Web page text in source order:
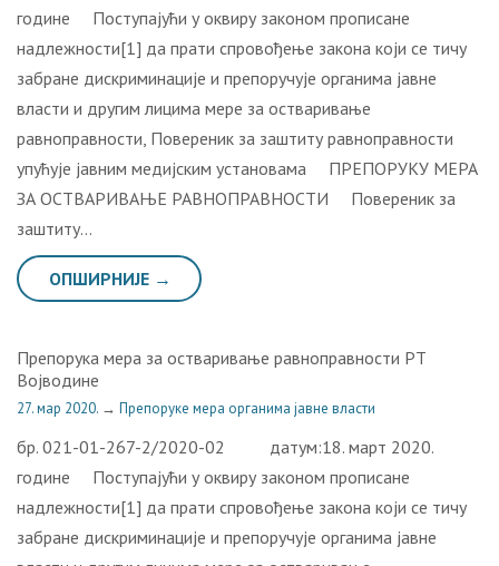
године Поступајући у оквиру законом прописане
надлежности[1] да прати спровођење закона који се тичу
забране дискриминације и препоручује органима јавне
власти и другим лицима мере за остваривање
равноправности, Повереник за заштиту равноправности
упућује јавним медијским установама ПРЕПОРУКУ МЕРА
ЗА ОСТВАРИВАЊЕ РАВНОПРАВНОСТИ Повереник за
заштиту…
ОПШИРНИЈЕ →
Прeпoрукa мeрa зa oствaривaњe рaвнoпрaвнoсти РT
Вojвoдинe
27. мар 2020. → Препоруке мера органима јавне власти
бр. 021-01-267-2/2020-02 датум:18. март 2020.
године Поступајући у оквиру законом прописане
надлежности[1] да прати спровођење закона који се тичу
забране дискриминације и препоручује органима јавне